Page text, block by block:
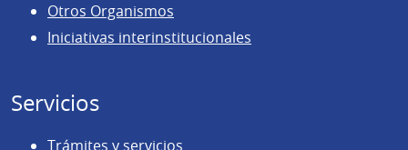
Otros Organismos
Iniciativas interinstitucionales
Servicios
Trámites y servicios